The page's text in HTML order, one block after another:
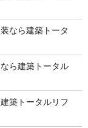
なら建築トータ
ら建築トータル
築トータルリフ